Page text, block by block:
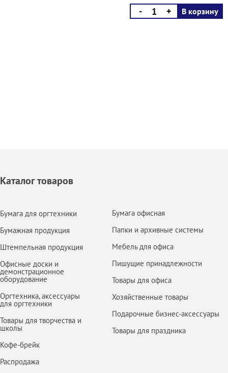
- + В корзину
Каталог товаров
Бумага для оргтехники
Бумажная продукция
Штемпельная продукция
Офисные доски и
демонстрационное
оборудование
Оргтехника, аксессуары
для оргтехники
Товары для творчества и
школы
Кофе-брейк
Распродажа
Бумага офисная
Папки и архивные системы
Мебель для офиса
Пишущие принадлежности
Товары для офиса
Хозяйственные товары
Подарочные бизнес-аксессуары
Товары для праздника